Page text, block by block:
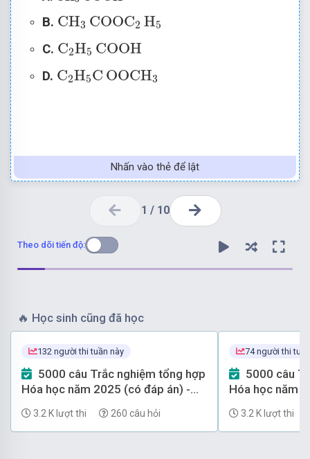
B. CH3 COOC2 H5
CH3 COOC2 H5
C. C2H5 COOH
C2H COOH
D. C2H5C OOCH3
C2H 5C OOCH3
Nhấn vào thẻ để lật
Theo dõi tiến độ:
1 / 10
🔥 Học sinh cũng đã học
132 người thi tuần này
Hóa học năm 2025 (có đáp án) -
3.2 K lượt thi 260 câu hỏi
74 người thi
Hóa học năm
3.2 K lượt thi